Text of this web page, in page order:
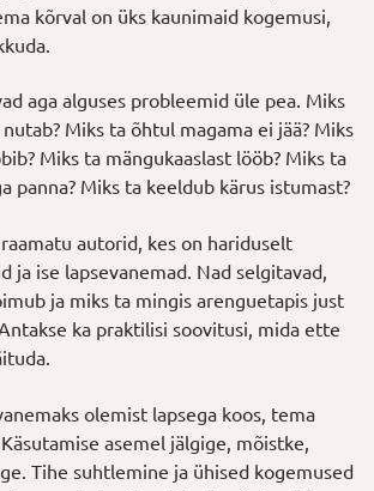
kõrval on üks kaunimaid kogemusi,
aga alguses probleemid üle pea. Miks
Miks ta õhtul magama ei jää? Miks
Miks ta mängukaaslast lööb? Miks ta
panna? Miks ta keeldub kärus istumast?
autorid, kes on hariduselt
ja ise lapsevanemad. Nad selgitavad,
ja miks ta mingis arenguetapis just
ka praktilisi soovitusi, mida ette
olemist lapsega koos, tema
asemel jälgige, mõistke,
Tihe suhtlemine ja ühised kogemused